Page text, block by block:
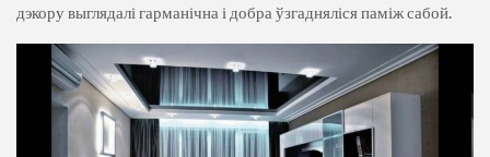
дэкору выглядалі гарманічна і добра ўзгадняліся паміж сабой.